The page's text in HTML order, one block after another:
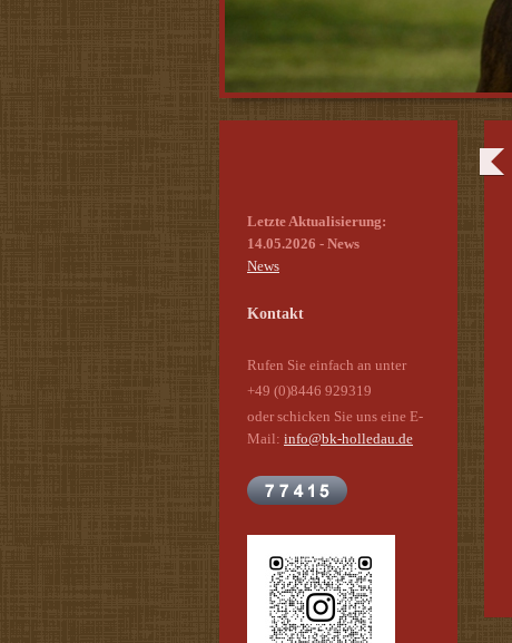
Letzte Aktualisierung:
14.05.2026 - News
News
Kontakt
Rufen Sie einfach an unter
+49 (0)8446 929319
oder schicken Sie uns eine E-
Mail: info@bk-holledau.de